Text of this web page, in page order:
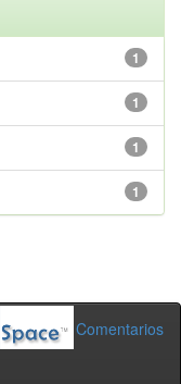
1
1
1
1
Comentarios